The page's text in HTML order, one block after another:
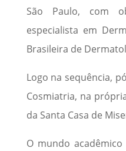
São Paulo, com
especialista em
Brasileira de
Logo na sequência,
Cosmiatria, na
da Santa Casa de
O mundo